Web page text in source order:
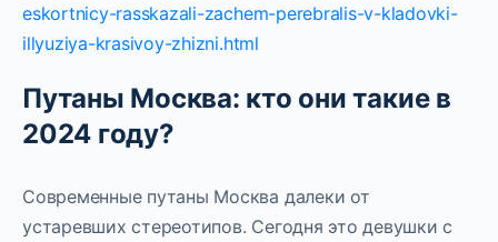
eskortnicy-rasskazali-zachem-perebralis-v-kladovki-
illyuziya-krasivoy-zhizni.html
Путаны Москва: кто они такие в
2024 году?
Современные путаны Москва далеки от
устаревших стереотипов. Сегодня это девушки с